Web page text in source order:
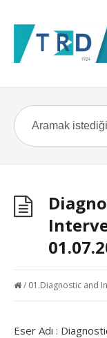
/ 01.Diagnostic and
Eser Adı :